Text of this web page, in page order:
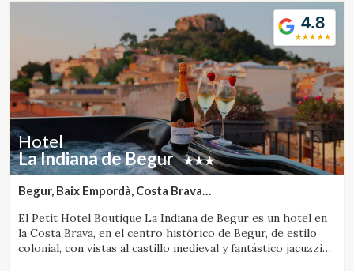
4.8
Hotel
La Indiana de Begur
Begur, Baix Empordà, Costa Brava
El Petit Hotel Boutique La Indiana de Begur es un hotel en
la Costa Brava, en el centro histórico de Begur, de estilo
colonial, con vistas al castillo medieval y fantástico jacuzzi